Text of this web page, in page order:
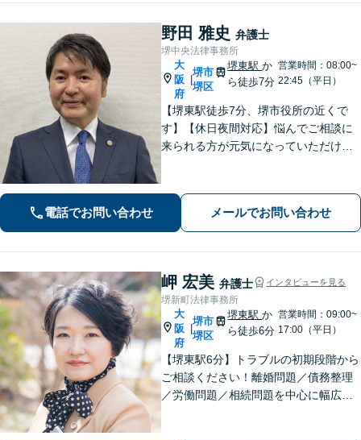
野田 雅史 弁護士
堺中央法律事務所
大
阪
府
|
堺市
堺区
堺東駅か
ら徒歩7分
営業時間：08:00~
22:45（平日）
【堺東駅徒歩7分、堺市役所の近くで
す】【休日夜間対応】悩んでご相談に
来られる方が元気になっていただける
ください。分野によっては、初回30分
間の無料相談を実施しております。
電話でお問い合わせ メールでお問い合わせ
岬 宏美 弁護士 インタビューを見る
堺新町法律事務所
大
阪
府
|
堺市
堺区
堺東駅か
ら徒歩6分
営業時間：09:00~
17:00（平日）
【堺東駅6分】トラブルの初期段階から
ご相談ください！離婚問題／債務整理
／労働問題／相続問題を中心に幅広く